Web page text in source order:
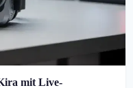
mit Live-